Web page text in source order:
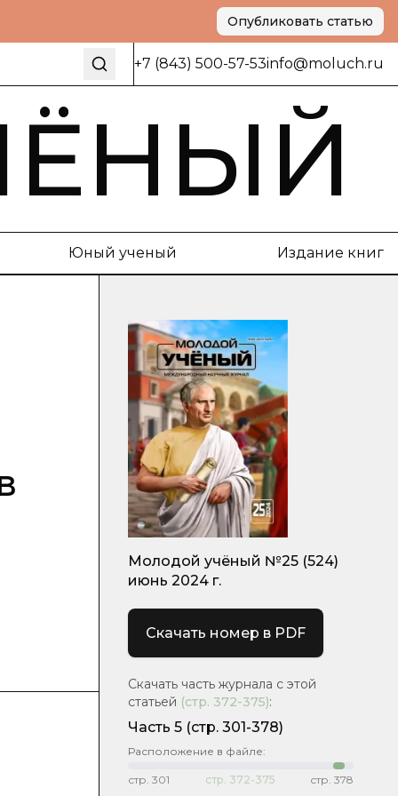
Опубликовать статью
+7 (843) 500-57-53info@moluch.ru
Юный ученый Издание книг
Молодой учёный №25 (524)
июнь 2024 г.
Скачать номер в PDF
Скачать часть журнала с этой
статьей (стр. 372-375):
Часть 5 (стр. 301-378)
Расположение в файле:
стр. 301 стр. 372-375 стр. 378